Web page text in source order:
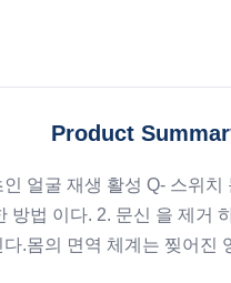
Product
얼굴 재생 활성 Q- 스위
법 이다. 2. 문신 을 제거
.몸의 면역 체계는 찢어진